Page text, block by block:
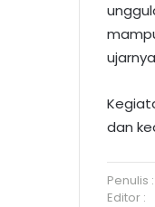
dan
Penulis :
Editor :